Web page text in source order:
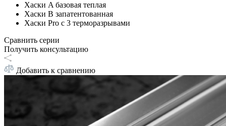
Хаски A базовая теплая
Хаски B запатентованная
Хаски Pro с 3 терморазрывами
Сравнить серии
Получить консультацию
Добавить к сравнению